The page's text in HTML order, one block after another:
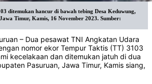
ditemukan hancur di bawah tebing Desa Keduwung,
Timur, Kamis, 16 November 2023. Sumber:
– Dua pesawat TNI Angkatan Udara
nomor ekor Tempur Taktis (TT) 3103
kecelakaan dan ditemukan jatuh di dua
Pasuruan, Jawa Timur, Kamis siang,